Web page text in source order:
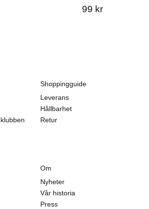
99 kr
Shoppingguide
Leverans
Hållbarhet
Retur
Om
Nyheter
Vår historia
Press